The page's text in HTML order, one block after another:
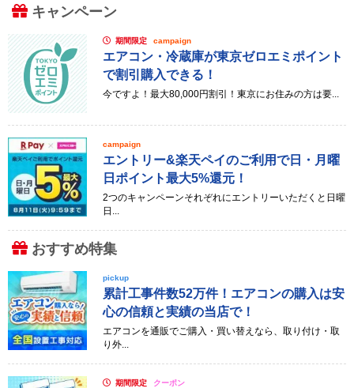
キャンペーン
期間限定 campaign
エアコン・冷蔵庫が東京ゼロエミポイント
で割引購入できる！
今ですよ！最大80,000円割引！東京にお住みの方は要...
campaign
エントリー&楽天ペイのご利用で日・月曜
日ポイント最大5%還元！
2つのキャンペーンそれぞれにエントリーいただくと日曜
日...
おすすめ特集
pickup
累計工事件数52万件！エアコンの購入は安
心の信頼と実績の当店で！
エアコンを通販でご購入・買い替えなら、取り付け・取
り外...
期間限定 クーポン